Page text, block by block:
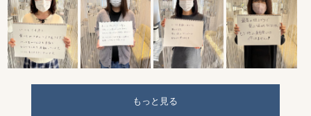
もっと見る